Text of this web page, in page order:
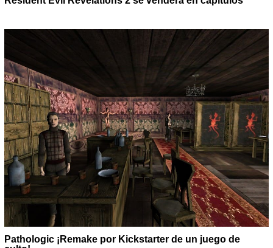
Pathologic ¡Remake por Kickstarter de un juego de